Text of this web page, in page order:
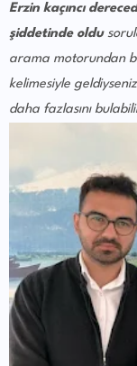
Erzin kaçıncı
şiddetinde oldu
arama motorundan
kelimesiyle
daha fazlasını